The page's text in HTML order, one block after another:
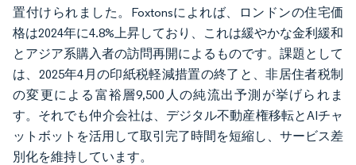
置付けられました。Foxtonsによれば、ロンドンの住宅価
格は2024年に4.8%上昇しており、これは緩やかな金利緩和
とアジア系購入者の訪問再開によるものです。課題として
は、2025年4月の印紙税軽減措置の終了と、非居住者税制
の変更による富裕層9,500人の純流出予測が挙げられま
す。それでも仲介会社は、デジタル不動産権移転とAIチャ
ットボットを活用して取引完了時間を短縮し、サービス差
別化を維持しています。